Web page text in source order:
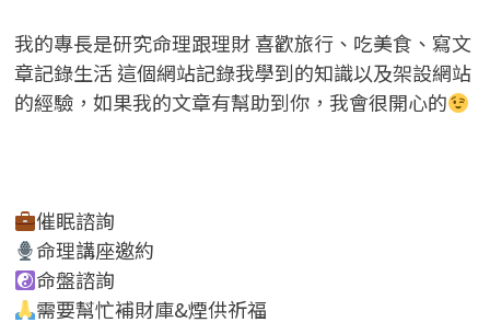
我的專長是研究命理跟理財 喜歡旅行、吃美食、寫文
章記錄生活 這個網站記錄我學到的知識以及架設網站
的經驗，如果我的文章有幫助到你，我會很開心的
催眠諮詢
命理講座邀約
命盤諮詢
需要幫忙補財庫&煙供祈福